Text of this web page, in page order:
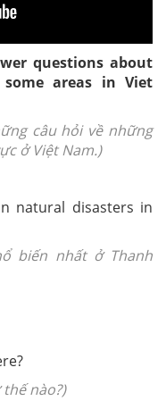
questions about
areas in Viet
câu hỏi về những
ở Việt Nam.)
natural disasters in
biến nhất ở Thanh
nào?)